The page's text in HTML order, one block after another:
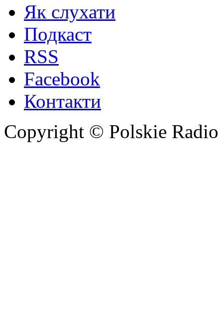
Як слухати
Подкаст
RSS
Facebook
Контакти
Copyright © Polskie